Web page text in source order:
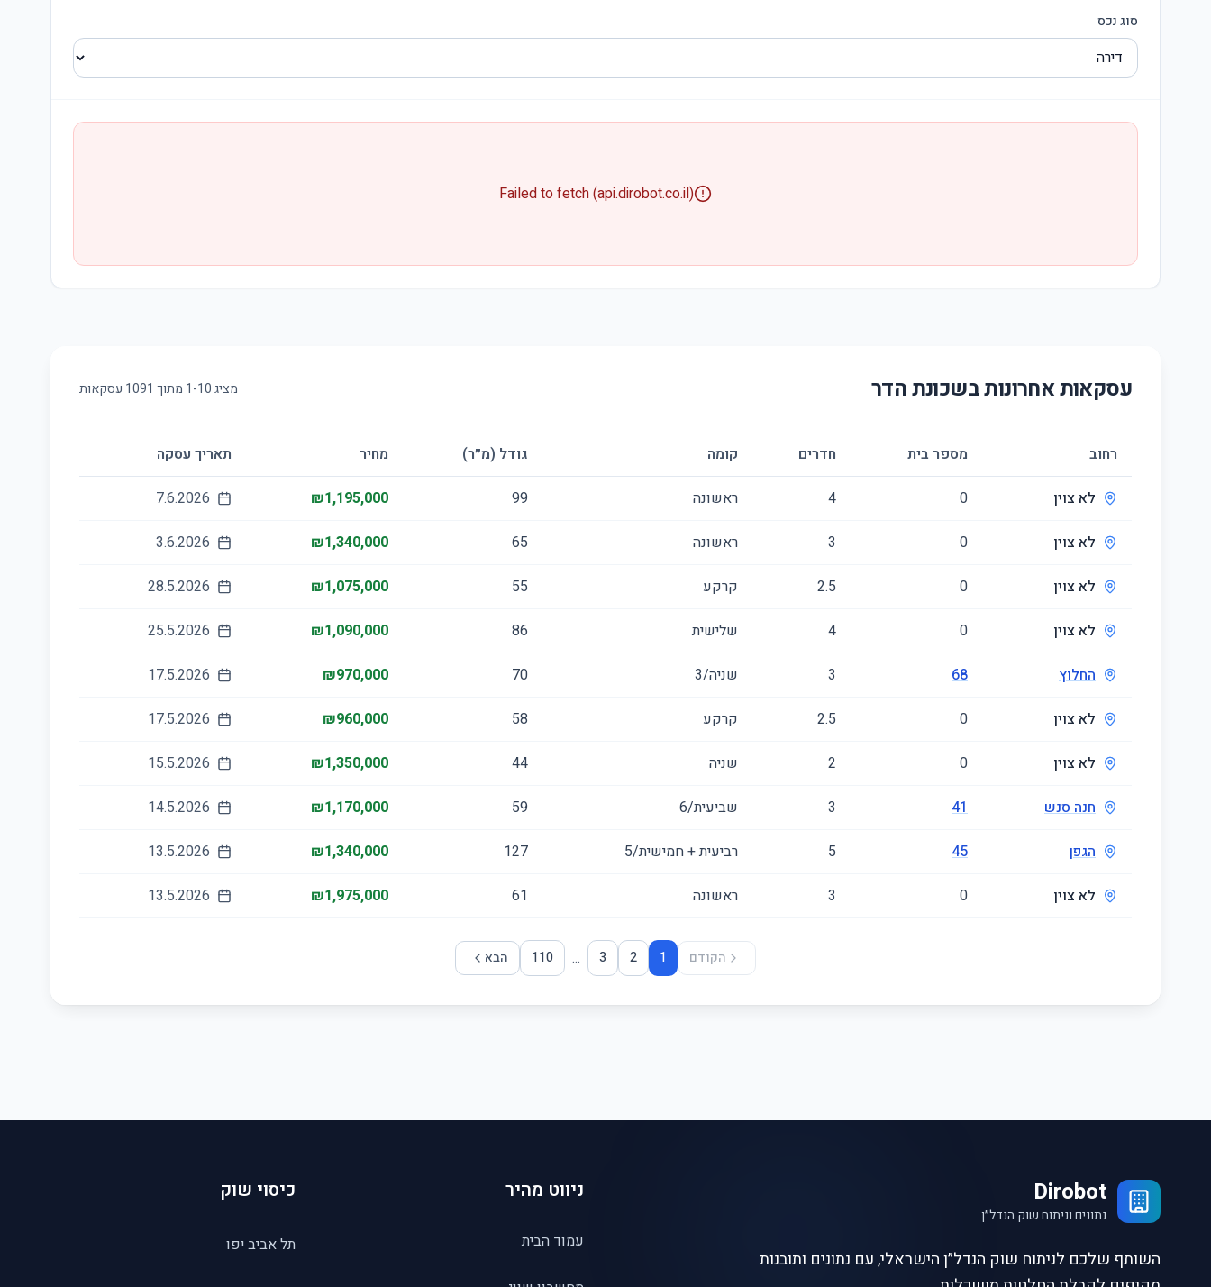
סוג נכס
Failed to fetch (api.dirobot.co.il)
עסקאות אחרונות בשכונתהדר מציג 1-10 מתוך 1091 עסקאות
רחוב מספר בית חדרים קומה גודל (מ״ר) מחיר תאריך עסקה
לא צוין 0
4 ראשונה 99
₪1,195,000
7.6.2026
לא צוין 0
3 ראשונה 65
₪1,340,000
3.6.2026
לא צוין 0
2.5 קרקע 55
₪1,075,000
28.5.2026
לא צוין 0
4 שלישית 86
₪1,090,000
25.5.2026
החלוץ 68
3 שניה/3 70
₪970,000
17.5.2026
לא צוין 0
2.5 קרקע 58
₪960,000
17.5.2026
לא צוין 0
2 שניה 44
₪1,350,000
15.5.2026
חנה סנש 41
3 שביעית/6 59
₪1,170,000
14.5.2026
הגפן 45
5 רביעית + חמישית/5 127
₪1,340,000
13.5.2026
לא צוין 0
3 ראשונה 61
₪1,975,000
13.5.2026
הקודם 1
2
3
...
110 הבא
Dirobot
נתונים וניתוח שוק הנדל״ן
השותף שלכם לניתוח שוק הנדל״ן הישראלי, עם נתונים ותובנות
ניווט מהיר
עמוד הבית
כיסוי שוק
תל אביב יפו